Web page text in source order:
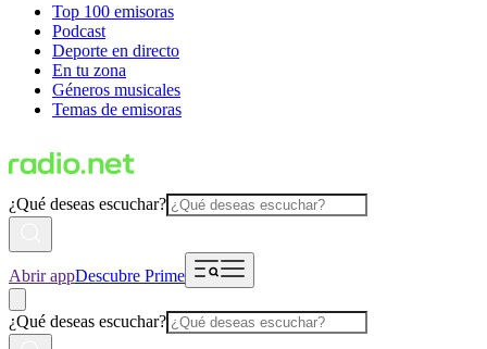
Top 100 emisoras
Podcast
Deporte en directo
En tu zona
Géneros musicales
Temas de emisoras
¿Qué deseas escuchar?
Abrir appDescubre Prime
¿Qué deseas escuchar?